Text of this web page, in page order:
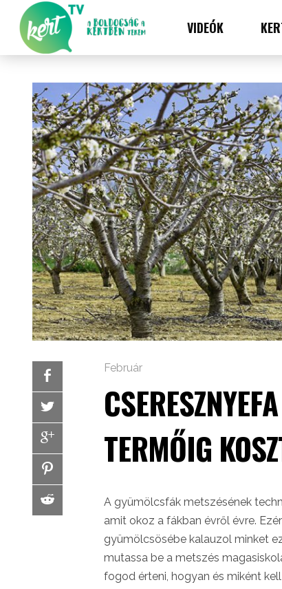
VIDEÓK
Február
TERMŐIG
A gyümölcsfák metszésének
amit okoz a fákban évről évre.
gyümölcsösébe kalauzol minket
mutassa be a metszés
fogod érteni, hogyan és miként